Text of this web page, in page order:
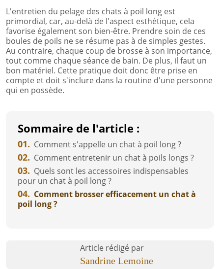
L'entretien du pelage des chats à poil long est
primordial, car, au-delà de l'aspect esthétique, cela
favorise également son bien-être. Prendre soin de ces
boules de poils ne se résume pas à de simples gestes.
Au contraire, chaque coup de brosse à son importance,
tout comme chaque séance de bain. De plus, il faut un
bon matériel. Cette pratique doit donc être prise en
compte et doit s'inclure dans la routine d'une personne
qui en possède.
Sommaire de l'article :
01. Comment s'appelle un chat à poil long ?
02. Comment entretenir un chat à poils longs ?
03. Quels sont les accessoires indispensables
pour un chat à poil long ?
04. Comment brosser efficacement un chat à
poil long ?
Article rédigé par
Sandrine Lemoine